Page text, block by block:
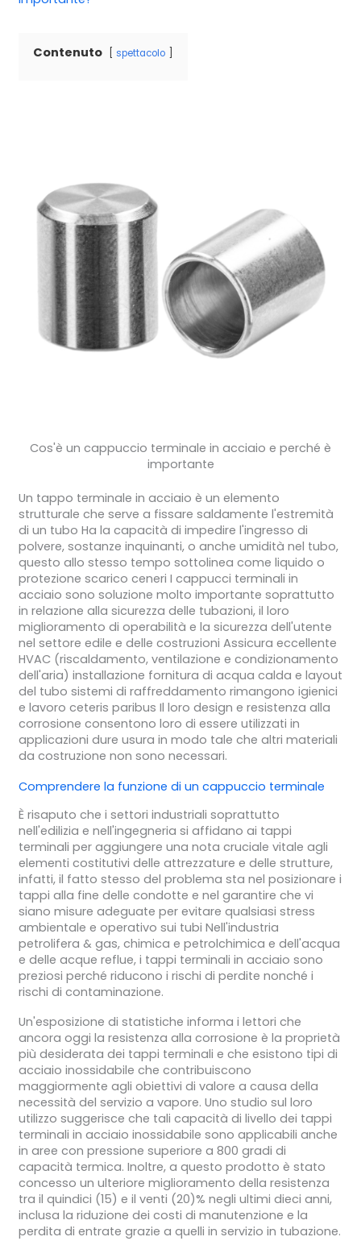
Contenuto spettacolo
Cos'è un cappuccio terminale in acciaio e perché è
importante
Un tappo terminale in acciaio è un elemento
strutturale che serve a fissare saldamente l'estremità
di un tubo Ha la capacità di impedire l'ingresso di
polvere, sostanze inquinanti, o anche umidità nel tubo,
questo allo stesso tempo sottolinea come liquido o
protezione scarico ceneri I cappucci terminali in
acciaio sono soluzione molto importante soprattutto
in relazione alla sicurezza delle tubazioni, il loro
miglioramento di operabilità e la sicurezza dell'utente
nel settore edile e delle costruzioni Assicura eccellente
HVAC (riscaldamento, ventilazione e condizionamento
dell'aria) installazione fornitura di acqua calda e layout
del tubo sistemi di raffreddamento rimangono igienici
e lavoro ceteris paribus Il loro design e resistenza alla
corrosione consentono loro di essere utilizzati in
applicazioni dure usura in modo tale che altri materiali
da costruzione non sono necessari.
Comprendere la funzione di un cappuccio terminale
È risaputo che i settori industriali soprattutto
nell'edilizia e nell'ingegneria si affidano ai tappi
terminali per aggiungere una nota cruciale vitale agli
elementi costitutivi delle attrezzature e delle strutture,
infatti, il fatto stesso del problema sta nel posizionare i
tappi alla fine delle condotte e nel garantire che vi
siano misure adeguate per evitare qualsiasi stress
ambientale e operativo sui tubi Nell'industria
petrolifera & gas, chimica e petrolchimica e dell'acqua
e delle acque reflue, i tappi terminali in acciaio sono
preziosi perché riducono i rischi di perdite nonché i
rischi di contaminazione.
Un'esposizione di statistiche informa i lettori che
ancora oggi la resistenza alla corrosione è la proprietà
più desiderata dei tappi terminali e che esistono tipi di
acciaio inossidabile che contribuiscono
maggiormente agli obiettivi di valore a causa della
necessità del servizio a vapore. Uno studio sul loro
utilizzo suggerisce che tali capacità di livello dei tappi
terminali in acciaio inossidabile sono applicabili anche
in aree con pressione superiore a 800 gradi di
capacità termica. Inoltre, a questo prodotto è stato
concesso un ulteriore miglioramento della resistenza
tra il quindici (15) e il venti (20)% negli ultimi dieci anni,
inclusa la riduzione dei costi di manutenzione e la
perdita di entrate grazie a quelli in servizio in tubazione.